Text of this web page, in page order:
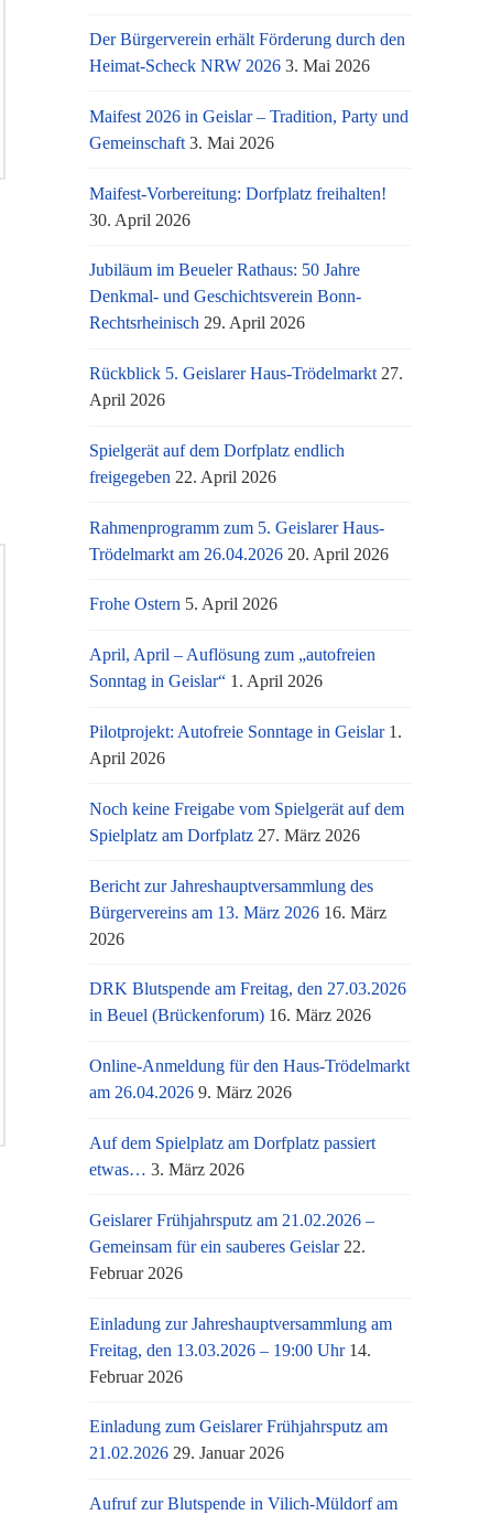
Der Bürgerverein erhält Förderung durch den
Heimat-Scheck NRW 2026 3. Mai 2026
Maifest 2026 in Geislar – Tradition, Party und
Gemeinschaft 3. Mai 2026
Maifest-Vorbereitung: Dorfplatz freihalten!
30. April 2026
Jubiläum im Beueler Rathaus: 50 Jahre
Denkmal- und Geschichtsverein Bonn-
Rechtsrheinisch 29. April 2026
Rückblick 5. Geislarer Haus-Trödelmarkt 27.
April 2026
Spielgerät auf dem Dorfplatz endlich
freigegeben 22. April 2026
Rahmenprogramm zum 5. Geislarer Haus-
Trödelmarkt am 26.04.2026 20. April 2026
Frohe Ostern 5. April 2026
April, April – Auflösung zum „autofreien
Sonntag in Geislar“ 1. April 2026
Pilotprojekt: Autofreie Sonntage in Geislar 1.
April 2026
Noch keine Freigabe vom Spielgerät auf dem
Spielplatz am Dorfplatz 27. März 2026
Bericht zur Jahreshauptversammlung des
Bürgervereins am 13. März 2026 16. März
2026
DRK Blutspende am Freitag, den 27.03.2026
in Beuel (Brückenforum) 16. März 2026
Online-Anmeldung für den Haus-Trödelmarkt
am 26.04.2026 9. März 2026
Auf dem Spielplatz am Dorfplatz passiert
etwas… 3. März 2026
Geislarer Frühjahrsputz am 21.02.2026 –
Gemeinsam für ein sauberes Geislar 22.
Februar 2026
Einladung zur Jahreshauptversammlung am
Freitag, den 13.03.2026 – 19:00 Uhr 14.
Februar 2026
Einladung zum Geislarer Frühjahrsputz am
21.02.2026 29. Januar 2026
Aufruf zur Blutspende in Vilich-Müldorf am